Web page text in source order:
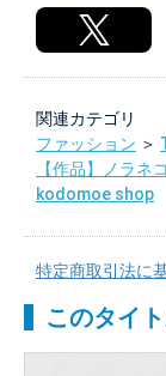
関連カテゴリ
ファッション ＞
【作品】ノラネ
kodomoe shop
特定商取引法に
このタイ